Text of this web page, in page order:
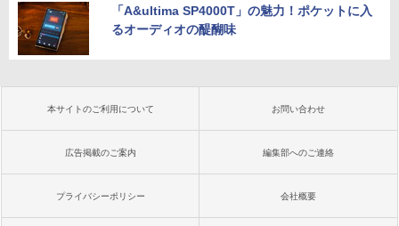
「A&ultima SP4000T」の魅力！ポケットに入
るオーディオの醍醐味
本サイトのご利用について お問い合わせ
広告掲載のご案内 編集部へのご連絡
プライバシーポリシー 会社概要